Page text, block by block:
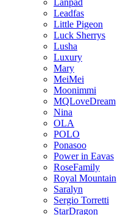
Lanpad
Leadfas
Little Pigeon
Luck Sherrys
Lusha
Luxury
Mary
MeiMei
Moonimmi
MQLoveDream
Nina
OLA
POLO
Ponasoo
Power in Eavas
RoseFamily
Royal Mountain
Saralyn
Sergio Torretti
StarDragon